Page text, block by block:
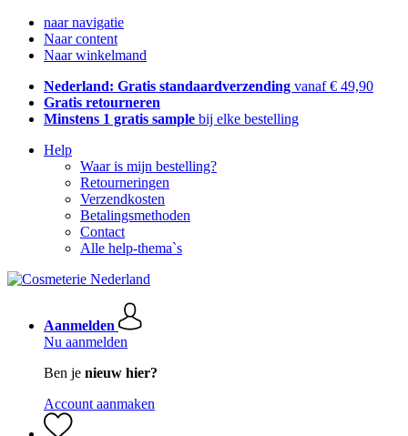
naar navigatie
Naar content
Naar winkelmand
Nederland: Gratis standaardverzending vanaf € 49,90
Gratis retourneren
Minstens 1 gratis sample bij elke bestelling
Help
Waar is mijn bestelling?
Retourneringen
Verzendkosten
Betalingsmethoden
Contact
Alle help-thema`s
Aanmelden
Nu aanmelden
Ben je nieuw hier?
Account aanmaken